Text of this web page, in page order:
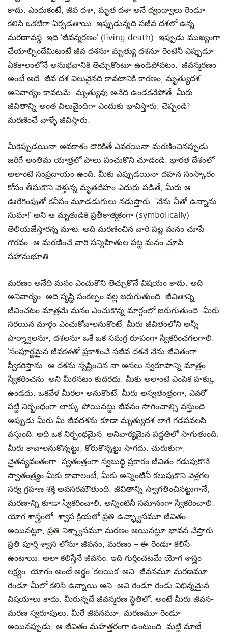
కాదు. ఎందుకంటే, జీవ దశా, మృత దశా అనే ద్వంద్వాలు రెండూ
కలిసే ఒకటిగా ఏర్పడతాయి. ఇప్పుడున్నది సజీవ దశలో ఉన్న
మరణావస్థ. ఇది ‘జీవన్మరణం’ (living death). ఇప్పుడు ముఖ్యంగా
చేయాల్సిందేమిటంటే జీవ దశనూ మృత్యు దశనూ రెంటినీ ఎప్పుడూ
ఏకకాలంలోనే అనుభవానికి తెచ్చుకొంటూ ఉండిపోవటం. ‘జీవన్మరణం’
అంటే అదే. జీవ దశ విలువైనది కావటానికి కారణం, మృత్యుదశ
అనివార్యం కావటమే. మృత్యువు అనేది ఉండకనేపోతే, మీరు
జీవితాన్ని అంత విలువైందిగా ఎందుకు భావిస్తారు, చెప్పండి?
మరణించే వాళ్ళే జీవిస్తారు.
మీకెప్పుడయినా అవకాశం దొరికితే ఎవరయినా మరణించినప్పుడు
జరిగే అంతిమ యాత్రలో పాలు పంచుకొని చూడండి. భారత దేశంలో
అలాంటి సంప్రదాయం ఉంది. మీకు ఎప్పుడయినా దహన సంస్కారం
కోసం తీసుకొని వెళ్తున్న మృతదేహం ఎదురు పడితే, మీరు ఆ
ఊరేగింపుతో కనీసం మూడడుగులు నడుస్తారు. ‘నేను నీతో ఉన్నాను
సుమా!’ అని ఆ మృతుడికి ప్రతీకాత్మకంగా (symbolically)
తెలియజేస్తారన్న మాట. అది మరణించిన వారి పట్ల మనం చూపే
గౌరవం. ఆ మరణించే వారి సన్నిహితుల పట్ల మనం చూపే
సహానుభూతి.
మరణం అనేది మనం ఎంచుకొని తెచ్చుకొనే విషయం కాదు. అది
అనివార్యం. అది సృష్టి సంకల్పం వల్ల జరుగుతుంది. జీవితాన్ని
జీవించటం మాత్రమే మనం ఎంచుకొన్న మార్గంలో జరుగుతుంది. మీరు
సరయిన మార్గం ఎంచుకోవాలనుకొంటే, మీరు జీవితంలోని అన్నీ
పార్శ్వాలనూ, దశలనూ ఒకే ఒక సమగ్ర రూపంగా స్వీకరించగలగాలి.
‘సంపూర్ణమైన జీవకళతో ప్రకాశించే సజీవ దశనే నేను జీవితంగా
స్వీకరిస్తాను, ఆ దశను సృష్టించిన నా అసలు స్వరూపాన్ని మాత్రం
స్వీకరించను’ అని మీరనటం కుదరదు. మీకు అలాంటి ఎంపిక హక్కు
ఉండదు. ఒకవేళ మీరలా అనుకొంటే, మీరు అస్వతంత్రంగా, ఎవరో
పట్టి నిర్బంధంగా లాక్కు పోయినట్టు జీవనం సాగించాల్సి వస్తుంది.
అప్పుడు మీరు మీ జీవదశను కూడా మృత్యుదశ లాగే గడపవలసి
వస్తుంది. అది ఒక నిర్బంధమైన, అనివార్యమైన పద్ధతిలో సాగుతుంది.
మీరు కావాలనుకొన్నట్టు, కోరుకొన్నట్టు సాగదు. చురుకుగా,
చైతన్యవంతంగా, స్వతంత్రంగా స్వబుద్ధి ప్రకారం జీవితం గడుపుకొనే
స్వాతంత్ర్యం మీకు కావాలంటే, మీకు అన్నింటినీ కలుపుకొని వెళ్లగల
సర్వ గ్రహణ శక్తి అవసరమౌతుంది. జీవితాన్ని స్వాగతించినట్టుగానే,
మరణాన్ని కూడా స్వీకరించాలి. అన్నింటినీ సమానంగా స్వీకరించాలి.
యోగ శాస్త్రంలో, శ్వాస క్రియలో ప్రతి ఉచ్ఛ్వాసమూ జీవితం
అయినట్టూ, ప్రతి నిశ్శ్వాసమూ మరణం అయినట్టూ భావన చేస్తారు.
ప్రతి పూర్తి శ్వాస లోనూ జీవనం, మరణం – ఈ రెండూ కలిసే
ఉంటాయి. అలా కలిస్తేనే జీవనం. ఇది గుర్తించటమే యోగ శాస్త్రం
లక్ష్యం. యోగం అంటే అర్థం ‘కలయిక’ అని. జీవనమూ మరణమూ
రెండూ మీలో కలిసే ఉన్నాయి అని. అవి రెండూ రెండు విభిన్నమైన
విషయాలు కాదు. మీరున్నదే జీవన్మరణ స్థితిలో. అంటే మీరు జీవన-
మరణ స్వరూపులు. మీరే జీవనమూ, మరణమూ రెండూ
అయినప్పుడు, ఆ జీవితం మహత్తరంగా ఉంటుంది. మట్టి మాటే